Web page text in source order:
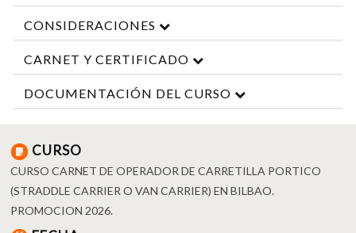
CONSIDERACIONES
CARNET Y CERTIFICADO
DOCUMENTACIÓN DEL CURSO
CURSO
CURSO CARNET DE OPERADOR DE CARRETILLA PORTICO
(STRADDLE CARRIER O VAN CARRIER) EN BILBAO.
PROMOCION 2026.